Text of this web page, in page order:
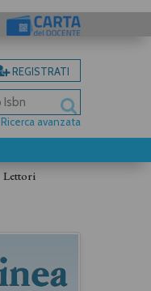
REGISTRATI
Ricerca avanzata
Lettori